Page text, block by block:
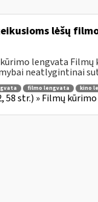
lėšų
lengvata
neatlygintinai
filmo lengvata kino
58 str.) » Filmų